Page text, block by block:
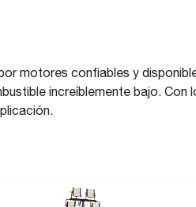
motores confiables y
increíblemente bajo.